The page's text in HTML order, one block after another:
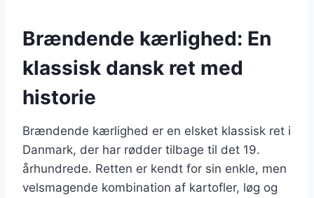
Brændende kærlighed: En
klassisk dansk ret med
historie
Brændende kærlighed er en elsket klassisk ret i
Danmark, der har rødder tilbage til det 19.
århundrede. Retten er kendt for sin enkle, men
velsmagende kombination af kartofler, løg og